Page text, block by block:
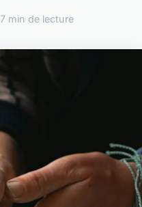
7 min de lecture